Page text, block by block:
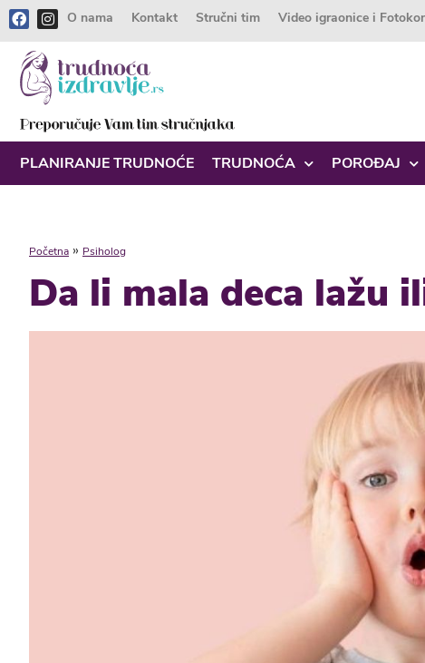
O nama Kontakt Stručni tim Video igraonice i
PLANIRANJE TRUDNOĆE TRUDNOĆA POROĐAJ
Početna » Psiholog
Da li mala deca lažu